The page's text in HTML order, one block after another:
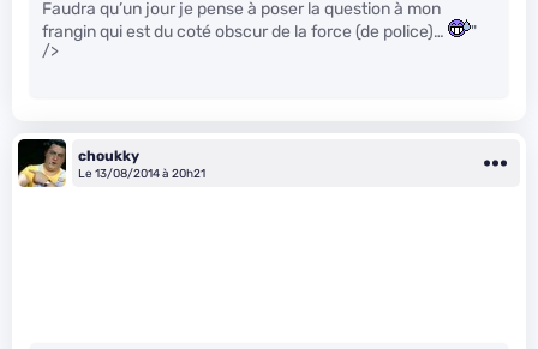
Faudra qu’un jour je pense à poser la question à mon
frangin qui est du coté obscur de la force (de police)…
"
/>
choukky
Le 13/08/2014 à 20h21